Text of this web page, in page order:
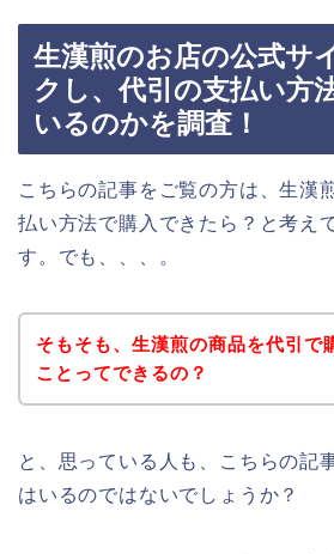
生漢煎のお店の公式サ
クし、代引の支払い方
いるのかを調査！
こちらの記事をご覧の方は、生漢
払い方法で購入できたら？と考え
す。でも、、、。
そもそも、生漢煎の商品を代引で
ことってできるの？
と、思っている人も、こちらの記
はいるのではないでしょうか？